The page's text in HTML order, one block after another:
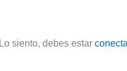
Lo siento, debes estar